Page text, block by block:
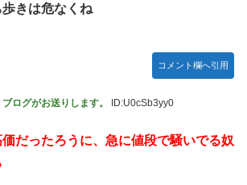
きは危なくね
コメント欄へ引用
ログがお送りします。 ID:U0cSb3yy0
だったろうに、急に値段で騒いでる奴